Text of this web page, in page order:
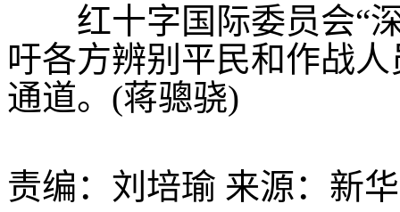
红十字国际委员会“深
吁各方辨别平民和作战
通道。(蒋骢骁)
责编：刘培瑜 来源：新